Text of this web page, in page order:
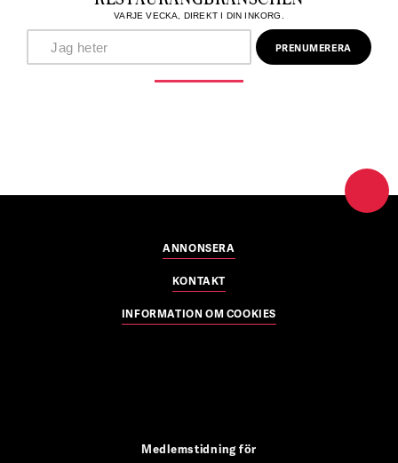
VARJE VECKA, DIREKT I DIN INKORG.
ANNONSERA
KONTAKT
INFORMATION OM COOKIES
Medlemstidning för